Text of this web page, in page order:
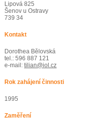
Lipová 825
Šenov u Ostravy
739 34
Kontakt
Dorothea Bělovská
tel.: 596 887 121
e-mail: tilian@iol.cz
Rok zahájení činnosti
1995
Zaměření